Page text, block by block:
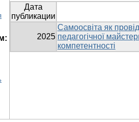
Дата
публикации
2025
Самоосвіта як
педагогічної
компетентності